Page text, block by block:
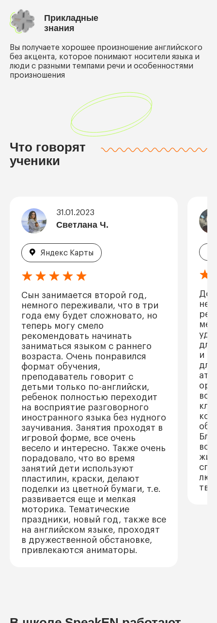
Прикладные
знания
Вы получаете хорошее произношение английского
без акцента, которое понимают носители языка и
люди с разными темпами речи и особенностями
произношения
Что говорят
ученики
31.01.2023
Светлана Ч.
Яндекс Карты
Сын занимается второй год,
немного переживали, что в три
года ему будет сложновато, но
теперь могу смело
рекомендовать начинать
заниматься языком с раннего
возраста. Очень понравился
формат обучения,
преподаватель говорит с
детьми только по-английски,
ребенок полностью переходит
на восприятие разговорного
иностранного языка без нудного
заучивания. Занятия проходят в
игровой форме, все очень
весело и интересно. Также очень
порадовало, что во время
занятий дети используют
пластилин, краски, делают
поделки из цветной бумаги, т.е.
развивается еще и мелкая
моторика. Тематические
праздники, новый год, также все
на английском языке, проходят
в дружественной обстановке,
привлекаются аниматоры.
для
и